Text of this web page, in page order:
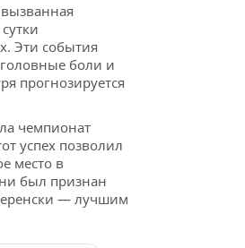
Эти события
боли и
прогнозируется
чемпионат
успех позволил
место в
был признан
— лучшим